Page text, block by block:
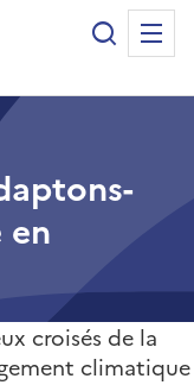
biodiversité
Recherche
en
croisés de la
climatique